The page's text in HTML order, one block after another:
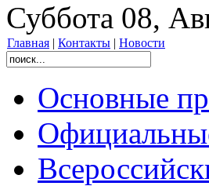
Суббота 08,
Главная | Контакты | Новости
Основные